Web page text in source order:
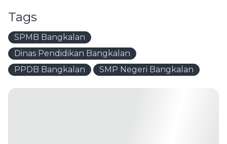
Tags
SPMB Bangkalan
Dinas Pendidikan Bangkalan
PPDB Bangkalan
SMP Negeri Bangkalan